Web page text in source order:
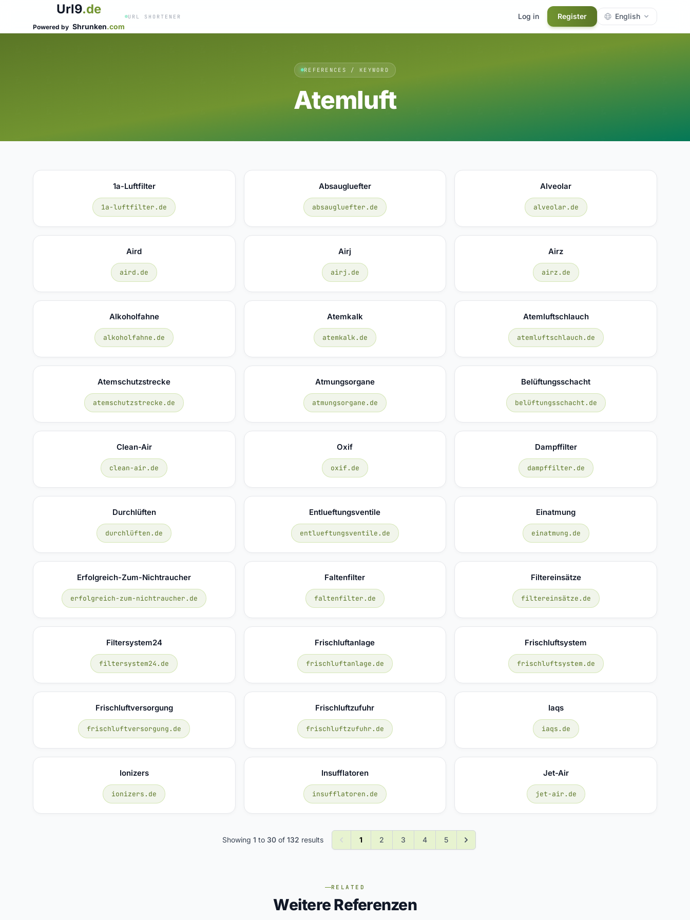
Url9.de
Powered by Shrunken.com
URL SHORTENER Log in Register English
REFERENCES / KEYWORD
Atemluft
1a-Luftfilter
1a-luftfilter.de
Absaugluefter
absaugluefter.de
Alveolar
alveolar.de
Aird
aird.de
Airj
airj.de
Airz
airz.de
Alkoholfahne
alkoholfahne.de
Atemkalk
atemkalk.de
Atemluftschlauch
atemluftschlauch.de
Atemschutzstrecke
atemschutzstrecke.de
Atmungsorgane
atmungsorgane.de
Belüftungsschacht
belüftungsschacht.de
Clean-Air
clean-air.de
Oxif
oxif.de
Dampffilter
dampffilter.de
Durchlüften
durchlüften.de
Entlueftungsventile
entlueftungsventile.de
Einatmung
einatmung.de
Erfolgreich-Zum-Nichtraucher
erfolgreich-zum-nichtraucher.de
Faltenfilter
faltenfilter.de
Filtereinsätze
filtereinsätze.de
Filtersystem24
filtersystem24.de
Frischluftanlage
frischluftanlage.de
Frischluftsystem
frischluftsystem.de
Frischluftversorgung
frischluftversorgung.de
Frischluftzufuhr
frischluftzufuhr.de
Iaqs
iaqs.de
Ionizers
ionizers.de
Insufflatoren
insufflatoren.de
Jet-Air
jet-air.de
Showing 1 to 30 of 132 results 1 2 3 4 5
RELATED
Weitere Referenzen